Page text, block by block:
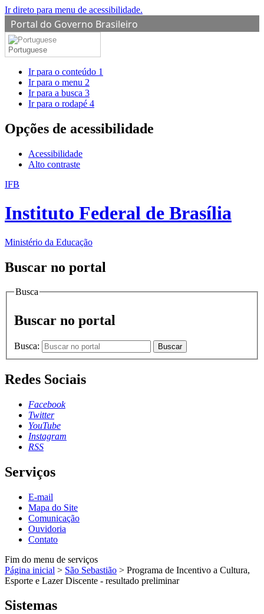
Ir direto para menu de acessibilidade.
Portal do Governo Brasileiro
Portuguese
Ir para o conteúdo 1
Ir para o menu 2
Ir para a busca 3
Ir para o rodapé 4
Opções de acessibilidade
Acessibilidade
Alto contraste
IFB
Instituto Federal de Brasília
Ministério da Educação
Buscar no portal
Busca
Buscar no portal
Busca: Buscar
Redes Sociais
Facebook
Twitter
YouTube
Instagram
RSS
Serviços
E-mail
Mapa do Site
Comunicação
Ouvidoria
Contato
Fim do menu de serviços
Página inicial > São Sebastião > Programa de Incentivo a Cultura,
Esporte e Lazer Discente - resultado preliminar
Sistemas